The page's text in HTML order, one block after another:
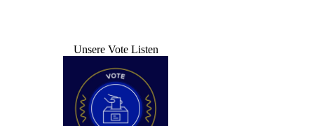
Unsere Vote Listen